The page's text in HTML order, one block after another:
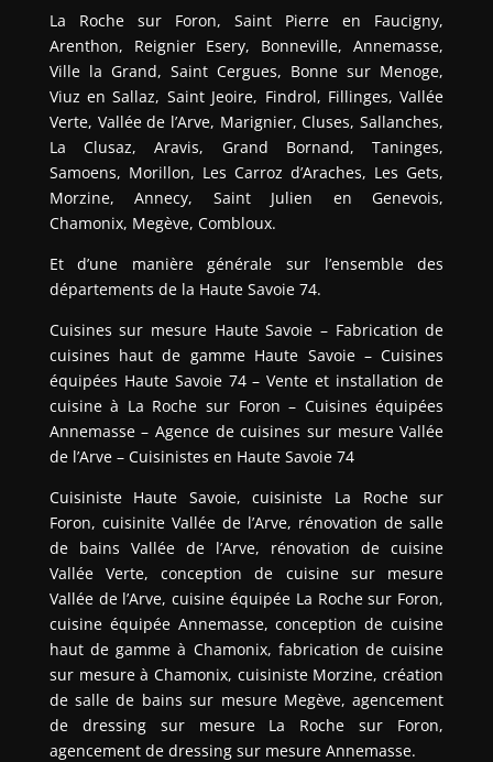
La Roche sur Foron, Saint Pierre en Faucigny,
Arenthon, Reignier Esery, Bonneville, Annemasse,
Ville la Grand, Saint Cergues, Bonne sur Menoge,
Viuz en Sallaz, Saint Jeoire, Findrol, Fillinges, Vallée
Verte, Vallée de l’Arve, Marignier, Cluses, Sallanches,
La Clusaz, Aravis, Grand Bornand, Taninges,
Samoens, Morillon, Les Carroz d’Araches, Les Gets,
Morzine, Annecy, Saint Julien en Genevois,
Chamonix, Megève, Combloux.
Et d’une manière générale sur l’ensemble des
départements de la Haute Savoie 74.
Cuisines sur mesure Haute Savoie – Fabrication de
cuisines haut de gamme Haute Savoie – Cuisines
équipées Haute Savoie 74 – Vente et installation de
cuisine à La Roche sur Foron – Cuisines équipées
Annemasse – Agence de cuisines sur mesure Vallée
de l’Arve – Cuisinistes en Haute Savoie 74
Cuisiniste Haute Savoie, cuisiniste La Roche sur
Foron, cuisinite Vallée de l’Arve, rénovation de salle
de bains Vallée de l’Arve, rénovation de cuisine
Vallée Verte, conception de cuisine sur mesure
Vallée de l’Arve, cuisine équipée La Roche sur Foron,
cuisine équipée Annemasse, conception de cuisine
haut de gamme à Chamonix, fabrication de cuisine
sur mesure à Chamonix, cuisiniste Morzine, création
de salle de bains sur mesure Megève, agencement
de dressing sur mesure La Roche sur Foron,
agencement de dressing sur mesure Annemasse.